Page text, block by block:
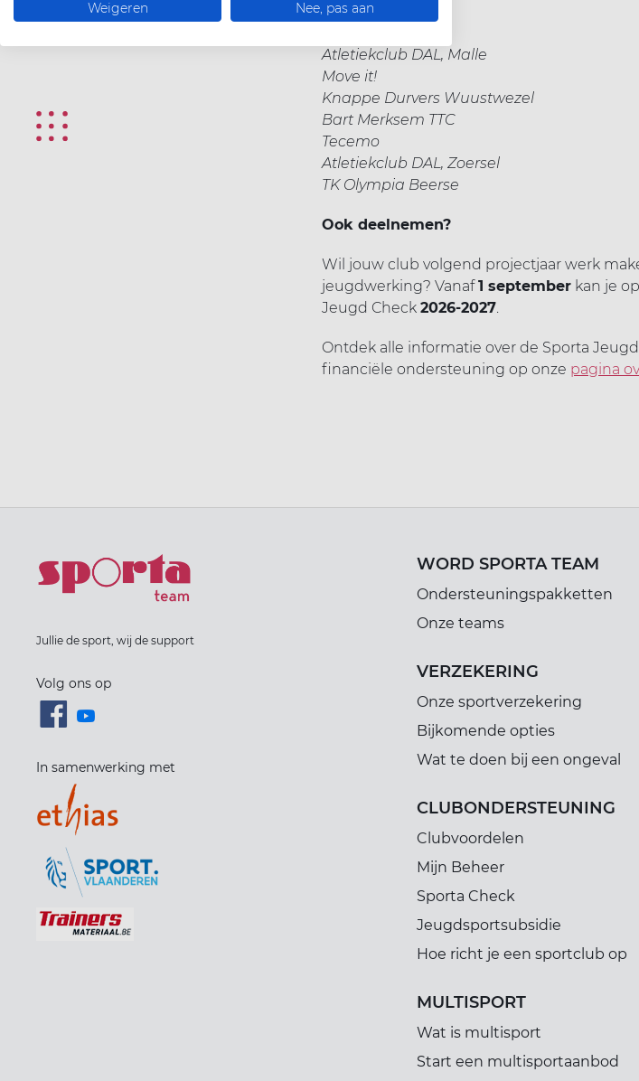
SVEKA SCHOTEN
Atletiekclub DAL, Malle
Move it!
Knappe Durvers Wuustwezel
Bart Merksem TTC
Tecemo
Atletiekclub DAL, Zoersel
TK Olympia Beerse
Ook deelnemen?
Wil jouw club volgend projectjaar werk
jeugdwerking? Vanaf1 september kan je
Jeugd Check 2026-2027.
Ontdek alle informatie over de Sporta
financiële ondersteuning op onze pagina
Jullie de sport, wij de support
Volg ons op
In samenwerking met
WORD SPORTA TEAM
Ondersteuningspakketten
Onze teams
VERZEKERING
Onze sportverzekering
Bijkomende opties
Wat te doen bij een ongeval
CLUBONDERSTEUNING
Clubvoordelen
Mijn Beheer
Sporta Check
Jeugdsportsubsidie
Hoe richt je een sportclub op
MULTISPORT
Wat is multisport
Start een multisportaanbod
Weigeren Nee, pas aan